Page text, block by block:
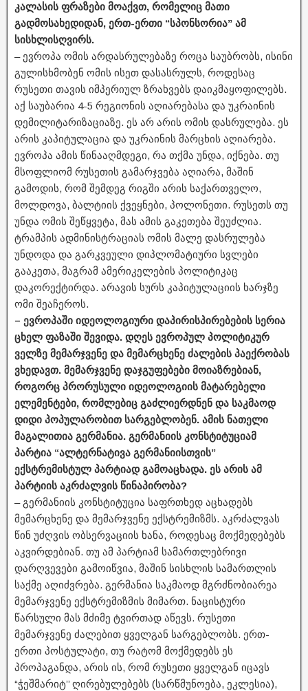
კალასის ფრაზები მოაქვთ, რომელიც მათი
გადმოსახედიდან, ერთ-ერთი “სპონსორია” ამ
სისხლისღვირს.
– ევროპა ომის არდასრულებაზე როცა საუბრობს, ისინი
გულისხმობენ ომის ისეთ დასასრულს, როდესაც
რუსეთი თავის იმპერიულ ზრახვებს დაიკმაყოფილებს.
აქ საუბარია 4-5 რეგიონის აღიარებასა და უკრაინის
დემილიტარიზაციაზე. ეს არ არის ომის დასრულება. ეს
არის კაპიტულაცია და უკრაინის მარცხის აღიარება.
ევროპა ამის წინააღმდეგი, რა თქმა უნდა, იქნება. თუ
მსოფლიომ რუსეთის გამარჯვება აღიარა, მაშინ
გამოდის, რომ შემდეგ რიგში არის საქართველო,
მოლდოვა, ბალტიის ქვეყნები, პოლონეთი. რუსეთს თუ
უნდა ომის შეწყვეტა, მას ამის გაკეთება შეუძლია.
ტრამპის ადმინისტრაციას ომის მალე დასრულება
უნდოდა და გარკვეული დიპლომატიური სვლები
გააკეთა, მაგრამ ამერიკელების პოლიტიკაც
დაკორექტირდა. არავის სურს კაპიტულაციის ხარჯზე
ომი შეაჩეროს.
– ევროპაში იდეოლოგიური დაპირისპირებების სერია
ცხელ ფაზაში შევიდა. დღეს ევროპულ პოლიტიკურ
ველზე მემარჯვენე და მემარცხენე ძალების პაექრობას
ვხედავთ. მემარჯვენე დაჯგუფებები მოიაზრებიან,
როგორც პრორუსული იდეოლოგიის მატარებელი
ელემენტები, რომლებიც გაძლიერდნენ და საკმაოდ
დიდი პოპულარობით სარგებლობენ. ამის ნათელი
მაგალითია გერმანია. გერმანიის კონსტიტუციამ
პარტია “ალტერნატივა გერმანიისთვის”
ექსტრემისტულ პარტიად გამოაცხადა. ეს არის ამ
პარტიის აკრძალვის წინაპირობა?
– გერმანიის კონსტიტუცია საფრთხედ აცხადებს
მემარცხენე და მემარჯვენე ექსტრემიზმს. აკრძალვას
წინ უძღვის ობსერვაციის ხანა, როდესაც მოქმედებებს
აკვირდებიან. თუ ამ პარტიამ სამართლებრივი
დარღვევები გამოიწვია, მაშინ სისხლის სამართლის
საქმე აღიძვრება. გერმანია საკმაოდ მგრძნობიარეა
მემარჯვენე ექსტრემიზმის მიმართ. ნაცისტური
წარსული მას მძიმე ტვირთად აწევს. რუსეთი
მემარჯვენე ძალებით ყველგან სარგებლობს. ერთ-
ერთი პოსტულატი, თუ რატომ მოქმედებს ეს
პროპაგანდა, არის ის, რომ რუსეთი ყველგან იცავს
“ჭეშმარიტ’’ ღირებულებებს (სარწმუნოება, ეკლესია),